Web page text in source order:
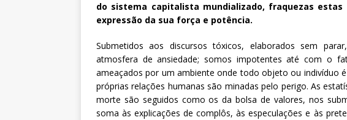
do sistema capitalista mundializado, fraquezas
expressão da sua força e potência.
Submetidos aos discursos tóxicos, elaborados sem
atmosfera de ansiedade; somos impotentes até com o
ameaçados por um ambiente onde todo objeto ou indivíduo
próprias relações humanas são minadas pelo perigo. As
morte são seguidos como os da bolsa de valores, nos
soma às explicações de complôs, às especulações e às